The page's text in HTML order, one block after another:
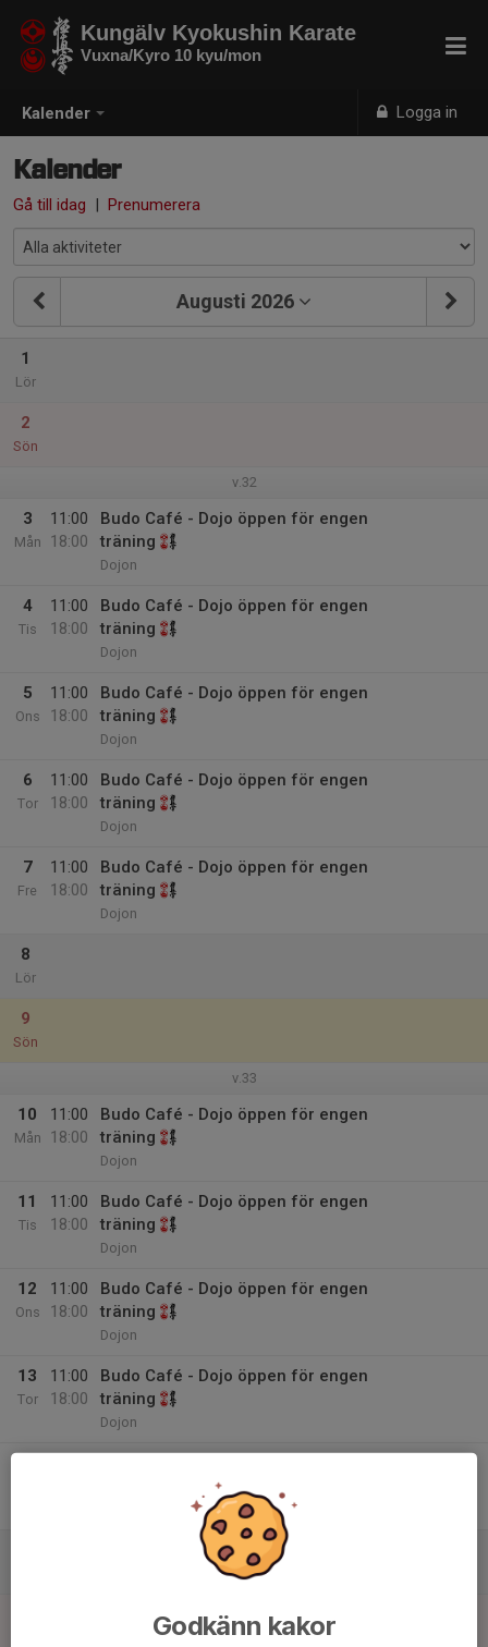
Kalender Logga in
Kungälv Kyokushin Karate
Vuxna/Kyro 10 kyu/mon
Kalender
Gå till idag | Prenumerera
Augusti 2026
1
Lör
2
Sön
v.32
3
Mån
11:00
18:00
Budo Café - Dojo öppen för engen
träning
Dojon
4
Tis
11:00
18:00
Budo Café - Dojo öppen för engen
träning
Dojon
5
Ons
11:00
18:00
Budo Café - Dojo öppen för engen
träning
Dojon
6
Tor
11:00
18:00
Budo Café - Dojo öppen för engen
träning
Dojon
7
Fre
11:00
18:00
Budo Café - Dojo öppen för engen
träning
Dojon
8
Lör
9
Sön
v.33
10
Mån
11:00
18:00
Budo Café - Dojo öppen för engen
träning
Dojon
11
Tis
11:00
18:00
Budo Café - Dojo öppen för engen
träning
Dojon
12
Ons
11:00
18:00
Budo Café - Dojo öppen för engen
träning
Dojon
13
Tor
11:00
18:00
Budo Café - Dojo öppen för engen
träning
Dojon
Godkänn kakor